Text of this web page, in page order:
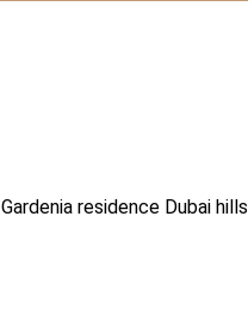
Gardenia residence Dubai